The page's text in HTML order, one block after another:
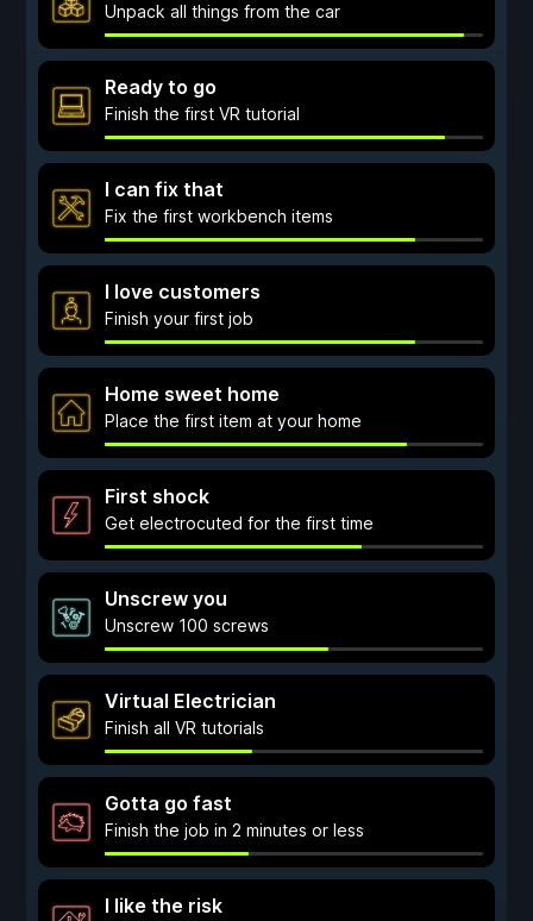
Unpack all things from the car
Ready to go
Finish the first VR tutorial
I can fix that
Fix the first workbench items
I love customers
Finish your first job
Home sweet home
Place the first item at your home
First shock
Get electrocuted for the first time
Unscrew you
Unscrew 100 screws
Virtual Electrician
Finish all VR tutorials
Gotta go fast
Finish the job in 2 minutes or less
I like the risk